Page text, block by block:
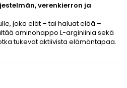
verenkierron ja
joka elät – tai haluat elää –
aminohappo L-arginiinia sekä
tukevat aktiivista elämäntapaa.